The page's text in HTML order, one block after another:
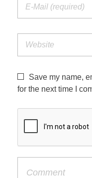
Save my name,
for the next time I